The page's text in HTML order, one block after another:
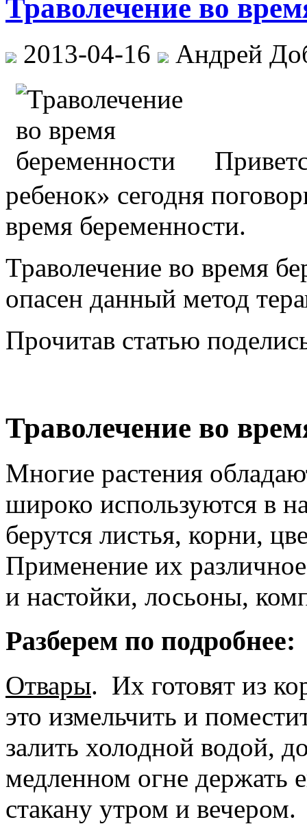
Траволечение во
2013-04-16 Андрей
ребенок» сегодня
время беременности.
Траволечение во время
опасен данный метод
Прочитав статью
Траволечение во
Многие растения
широко используются в
берутся листья, корни,
Применение их
и настойки, лосьоны,
Разберем по подробнее:
Отвары. Их готовят из
это измельчить и
залить холодной водой,
медленном огне
стакану утром и вечером.